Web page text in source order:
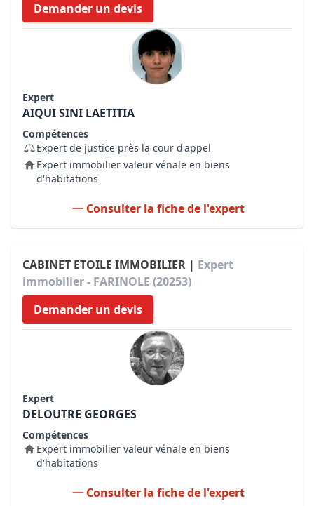
Demander un devis
Expert
AIQUI SINI LAETITIA
Compétences
Expert de justice près la cour d'appel
Expert immobilier valeur vénale en biens
d'habitations
Consulter la fiche de l'expert
CABINET ETOILE IMMOBILIER | Expert
immobilier - FARINOLE (20253)
Demander un devis
Expert
DELOUTRE GEORGES
Compétences
Expert immobilier valeur vénale en biens
d'habitations
Consulter la fiche de l'expert